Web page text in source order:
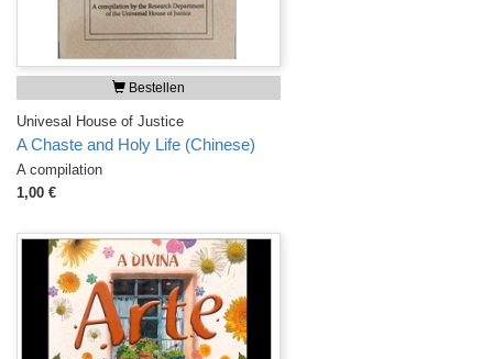
Bestellen
Univesal House of Justice
A Chaste and Holy Life (Chinese)
A compilation
1,00 €